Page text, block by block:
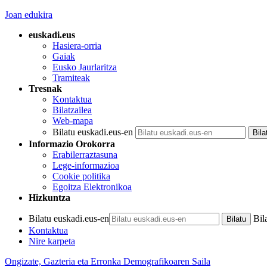
Joan edukira
euskadi.eus
Hasiera-orria
Gaiak
Eusko Jaurlaritza
Tramiteak
Tresnak
Kontaktua
Bilatzailea
Web-mapa
Bilatu euskadi.eus-en
Informazio Orokorra
Erabilerraztasuna
Lege-informazioa
Cookie politika
Egoitza Elektronikoa
Hizkuntza
Bilatu euskadi.eus-en
Kontaktua
Nire karpeta
Ongizate, Gazteria eta Erronka Demografikoaren Saila